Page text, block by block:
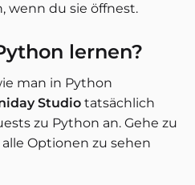
wenn du sie öffnest.
lernen?
man in Python
Studio tatsächlich
zu Python an. Gehe zu
alle Optionen zu sehen